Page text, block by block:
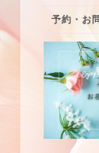
予約・お